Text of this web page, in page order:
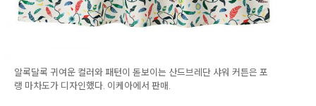
알록달록 귀여운 컬러와 패턴이 돋보이는 산드브레단 샤워 커튼은 포
랭 마차도가 디자인했다. 이케아에서 판매.